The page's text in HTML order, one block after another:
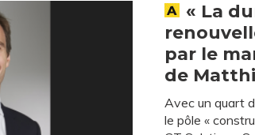
« La
par le
de
Général
Avec un quart
le pôle «